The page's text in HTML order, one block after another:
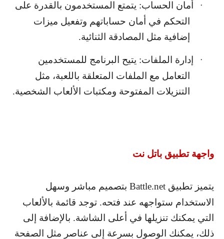
·
أمان الحساب: يتمتع المستخدمون بالقدرة على
التحكم في أمان حساباتهم وتفعيل ميزات
إضافية مثل المصادقة الثنائية.
·
إدارة الملفات: يتيح البرنامج للمستخدمين
التعامل مع الملفات المتعلقة باللعبة، مثل
التنزيلات المفتوحة ومكتبات الألعاب الشخصية.
واجهة تطبيق باتل نت
يتميز تطبيق Battle.net بتصميم مباشر وسهل
الاستخدام ستواجهه عند فتحه. توجد قائمة بالألعاب
التي يمكنك تنزيلها في أعلى الشاشة. بالإضافة إلى
ذلك، يمكنك الوصول بسرعة إلى عناصر مثل الصفحة